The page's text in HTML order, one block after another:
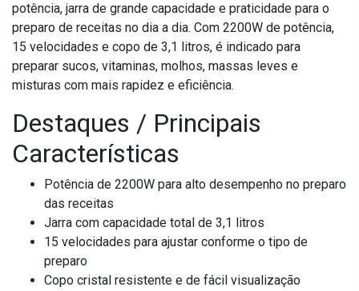
potência, jarra de grande capacidade e praticidade para o
preparo de receitas no dia a dia. Com 2200W de potência,
15 velocidades e copo de 3,1 litros, é indicado para
preparar sucos, vitaminas, molhos, massas leves e
misturas com mais rapidez e eficiência.
Destaques / Principais
Características
Potência de 2200W para alto desempenho no preparo
das receitas
Jarra com capacidade total de 3,1 litros
15 velocidades para ajustar conforme o tipo de
preparo
Copo cristal resistente e de fácil visualização